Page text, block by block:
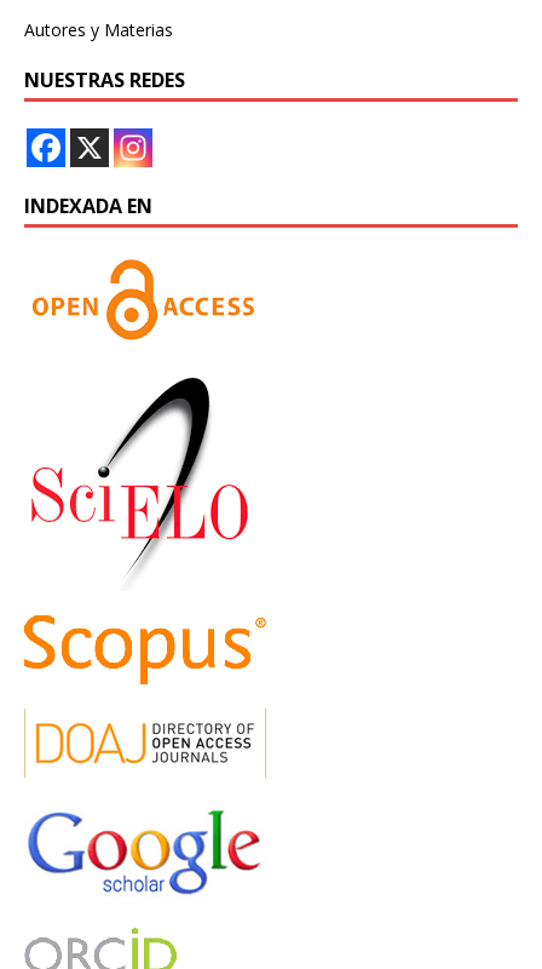
Autores y Materias
NUESTRAS REDES
INDEXADA EN